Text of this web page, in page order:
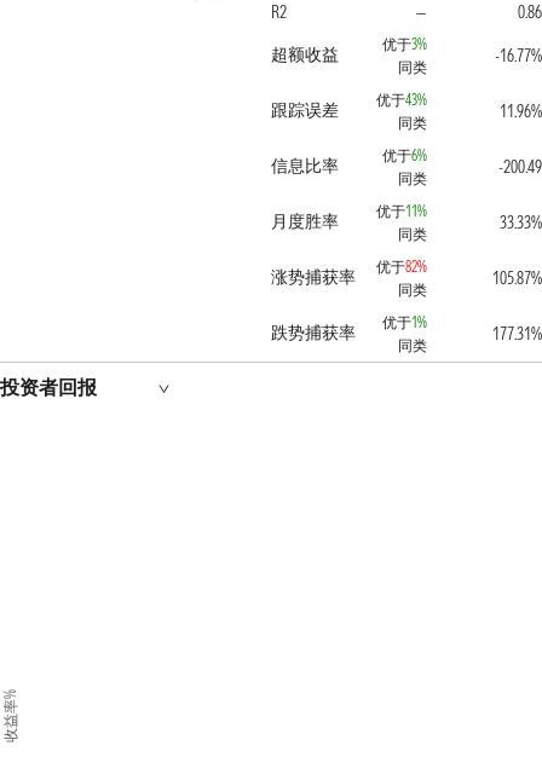
R2
—
0.86
超额收益
优于3%
同类
-16.77%
跟踪误差 优于43%
同类
11.96%
信息比率 优于6%
同类
-200.49
月度胜率 优于11%
同类
33.33%
涨势捕获率 优于82%
同类
105.87%
跌势捕获率 优于1%
同类
177.31%
投资者回报
收益率%